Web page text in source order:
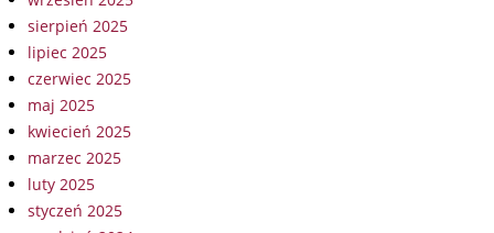
sierpień 2025
lipiec 2025
czerwiec 2025
maj 2025
kwiecień 2025
marzec 2025
luty 2025
styczeń 2025